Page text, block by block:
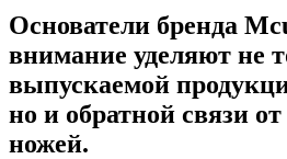
Основатели бренда
внимание уделяют не
выпускаемой
но и обратной связи
ножей.